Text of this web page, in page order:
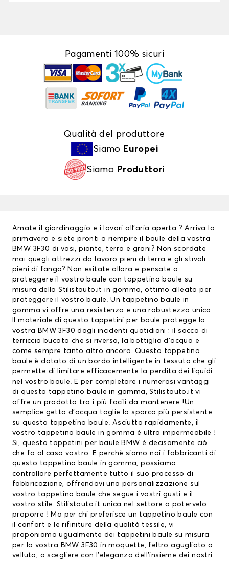
Pagamenti 100% sicuri
Qualità del produttore
Siamo Europei
Siamo Produttori
Amate il giardinaggio e i lavori all’aria aperta ? Arriva la
primavera e siete pronti a riempire il baule della vostra
BMW 3F30 di vasi, piante, terra e grani? Non scordate
mai quegli attrezzi da lavoro pieni di terra e gli stivali
pieni di fango? Non esitate allora e pensate a
proteggere il vostro baule con tappetino baule su
misura della Stilistauto.it in gomma, ottimo alleato per
proteggere il vostro baule. Un tappetino baule in
gomma vi offre una resistenza e una robustezza unica.
Il materiale di questo tappetini per bauleprotegge la
vostra BMW 3F30 dagli incidenti quotidiani : il sacco di
terriccio bucato che si riversa, la bottiglia d’acqua e
come sempre tanto altro ancora. Questo tappetino
baule è dotato di un bordo intelligente in tessuto che gli
permette di limitare efficacemente la perdita dei liquidi
nel vostro baule. E per completare i numerosi vantaggi
di questo tappetino baule in gomma, Stilistauto.it vi
offre un prodotto tra i più facili da mantenere !Un
semplice getto d’acqua toglie lo sporco più persistente
su questo tappetino baule. Asciutto rapidamente, il
vostro tappetino baule in gomma è ultra impermeabile !
Si, questo tappetini per baule BMW è decisamente ciò
che fa al caso vostro. E perchè siamo noi i fabbricanti di
questo tappetino baule in gomma, possiamo
controllare perfettamente tutto il suo processo di
fabbricazione, offrendovi una personalizzazione sul
vostro tappetino baule che segue i vostri gusti e il
vostro stile. Stilistauto.it unica nel settore a potervelo
proporre ! Ma per chi preferisce un tappetino baule con
il confort e le rifiniture della qualità tessile, vi
proponiamo ugualmente dei tappetini baule su misura
per la vostra BMW 3F30 in moquette, feltro agugliato o
velluto, a scegliere con l’eleganza dell’insieme dei nostri